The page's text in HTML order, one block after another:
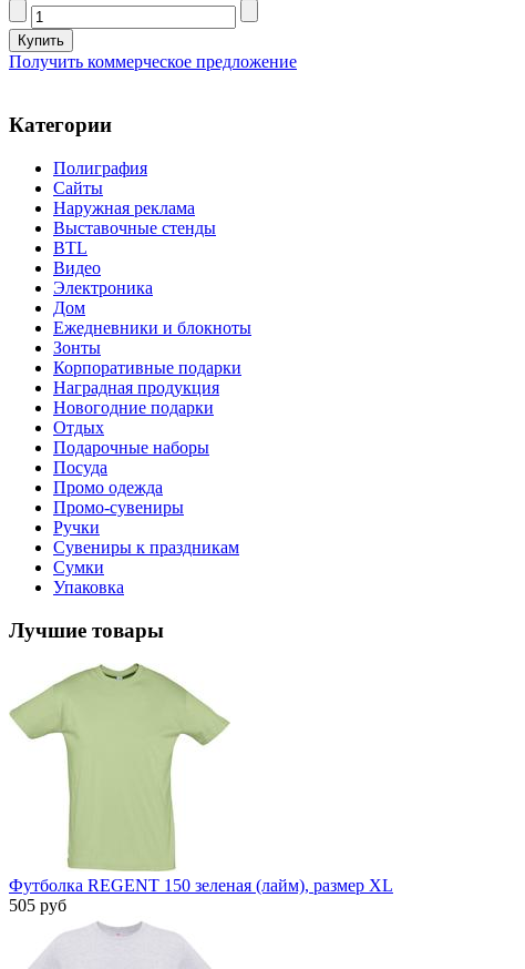
Получить коммерческое предложение
Категории
Полиграфия
Сайты
Наружная реклама
Выставочные стенды
BTL
Видео
Электроника
Дом
Ежедневники и блокноты
Зонты
Корпоративные подарки
Наградная продукция
Новогодние подарки
Отдых
Подарочные наборы
Посуда
Промо одежда
Промо-сувениры
Ручки
Сувениры к праздникам
Сумки
Упаковка
Лучшие товары
Футболка REGENT 150 зеленая (лайм), размер XL
505 руб